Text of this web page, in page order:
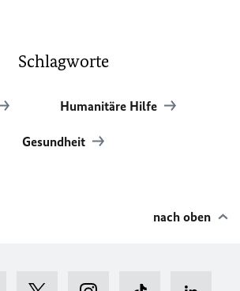
Schlagworte
Humanitäre Hilfe
Gesundheit
nach oben